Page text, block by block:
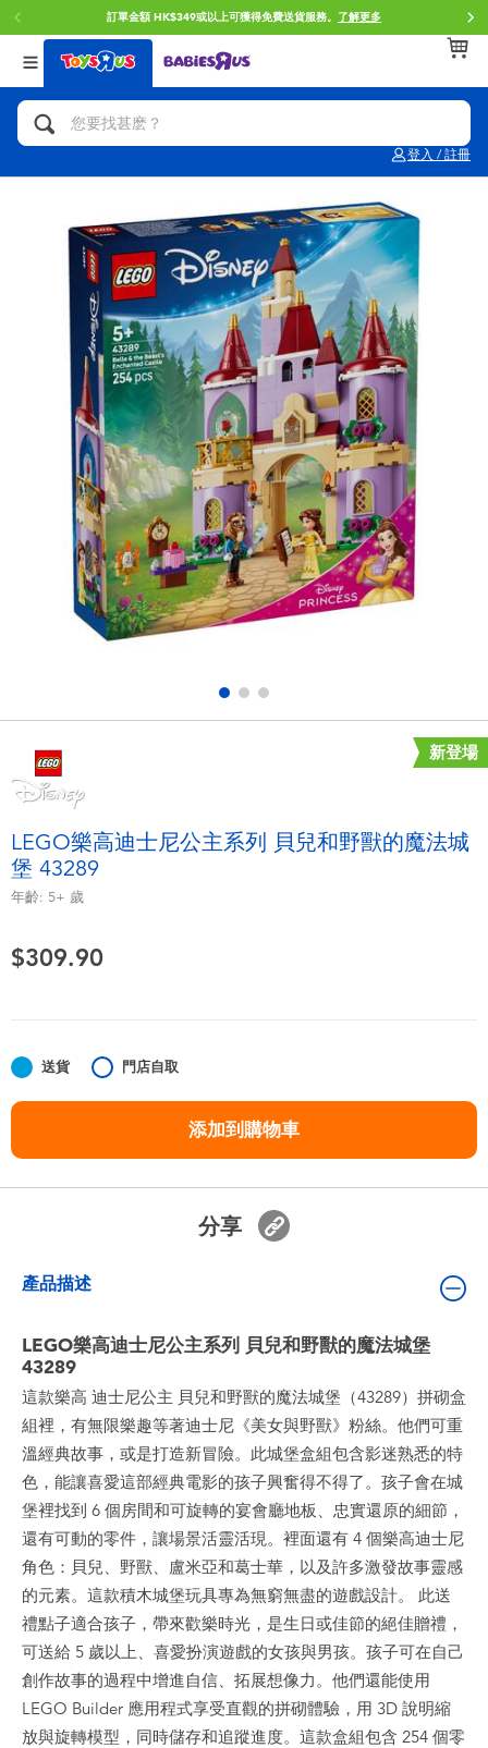
送貨服務。 了解更多 門店自取服務 網上購買並在店內
登入 / 註冊
返回
分類目錄
人氣英雄,角色扮演,射擊玩具
拼砌組合及樂高LEGO
玩具車,貨車,火車及遙控系列
手工藝,文具,蠟筆,泥膠,畫板
娃娃, 芭比,收藏公仔
電子玩具
遊戲及拼圖系列
益智學習玩具
角色扮演及造型系列
毛毛公仔玩具
任天堂 Switch
返回
品牌
Brunch Brother 早午餐兄弟
Spider-Man蜘蛛俠
Mini Brands
Play-Doh培樂多
Pokemon寶可夢
playpop
LEGO樂高
LeapFrog跳跳蛙
Globber高樂寶
返回
年齢
0~2歳
5~7歳
8~11歳
12~14歳
14歳以上
新登場
LEGO樂高迪士尼公主系列 貝兒和野獸的魔法城
堡 43289
年齡: 5+ 歲
$309.90
送貨 門店自取
添加到購物車
分享
產品描述
LEGO樂高迪士尼公主系列 貝兒和野獸的魔法城堡
43289
這款樂高 迪士尼公主 貝兒和野獸的魔法城堡（43289）拼砌盒
組裡，有無限樂趣等著迪士尼《美女與野獸》粉絲。他們可重
溫經典故事，或是打造新冒險。此城堡盒組包含影迷熟悉的特
色，能讓喜愛這部經典電影的孩子興奮得不得了。孩子會在城
堡裡找到 6 個房間和可旋轉的宴會廳地板、忠實還原的細節，
還有可動的零件，讓場景活靈活現。裡面還有 4 個樂高迪士尼
角色：貝兒、野獸、盧米亞和葛士華，以及許多激發故事靈感
的元素。這款積木城堡玩具專為無窮無盡的遊戲設計。 此送
禮點子適合孩子，帶來歡樂時光，是生日或佳節的絕佳贈禮，
可送給 5 歲以上、喜愛扮演遊戲的女孩與男孩。孩子可在自己
創作故事的過程中增進自信、拓展想像力。他們還能使用
LEGO Builder 應用程式享受直觀的拼砌體驗，用 3D 說明縮
放與旋轉模型，同時儲存和追蹤進度。這款盒組包含 254 個零